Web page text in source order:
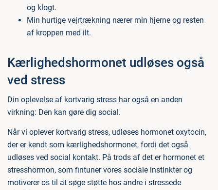
og klogt.
Min hurtige vejrtrækning nærer min hjerne og resten
af kroppen med ilt.
Kærlighedshormonet udløses også
ved stress
Din oplevelse af kortvarig stress har også en anden
virkning: Den kan gøre dig social.
Når vi oplever kortvarig stress, udløses hormonet oxytocin,
der er kendt som kærlighedshormonet, fordi det også
udløses ved social kontakt. På trods af det er hormonet et
stresshormon, som fintuner vores sociale instinkter og
motiverer os til at søge støtte hos andre i stressede